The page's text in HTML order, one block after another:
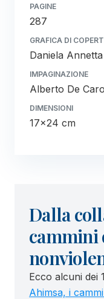
PAGINE
287
GRAFICA DI
Daniela Annetta
IMPAGINAZIONE
Alberto De Caro
DIMENSIONI
17x24 cm
Dalla
cammini
Ecco alcuni dei
Ahimsa, i